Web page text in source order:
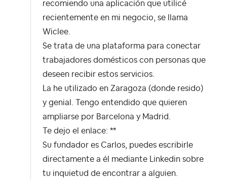
recomiendo una aplicación que utilicé
recientemente en mi negocio, se llama
Wiclee.
Se trata de una plataforma para conectar
trabajadores domésticos con personas que
deseen recibir estos servicios.
La he utilizado en Zaragoza (donde resido)
y genial. Tengo entendido que quieren
ampliarse por Barcelona y Madrid.
Te dejo el enlace: **
Su fundador es Carlos, puedes escribirle
directamente a él mediante Linkedin sobre
tu inquietud de encontrar a alguien.